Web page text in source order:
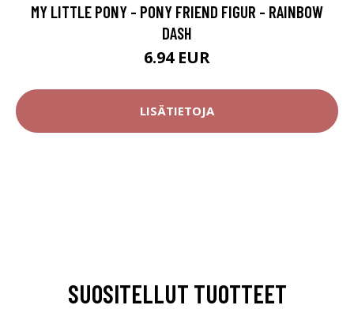
MY LITTLE PONY - PONY FRIEND FIGUR - RAINBOW
DASH
6.94 EUR
LISÄTIETOJA
SUOSITELLUT TUOTTEET